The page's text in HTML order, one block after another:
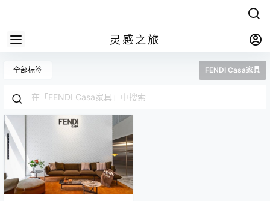
灵感之旅
全部标签 FENDI Casa家具